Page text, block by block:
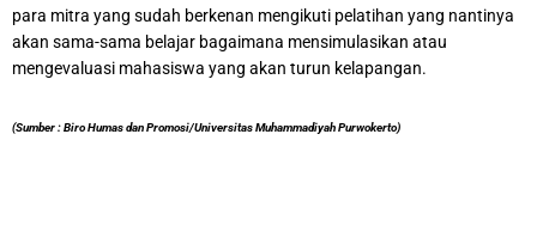
para mitra yang sudah berkenan mengikuti pelatihan yang nantinya
akan sama-sama belajar bagaimana mensimulasikan atau
mengevaluasi mahasiswa yang akan turun kelapangan.
(Sumber : Biro Humas dan Promosi/Universitas Muhammadiyah Purwokerto)